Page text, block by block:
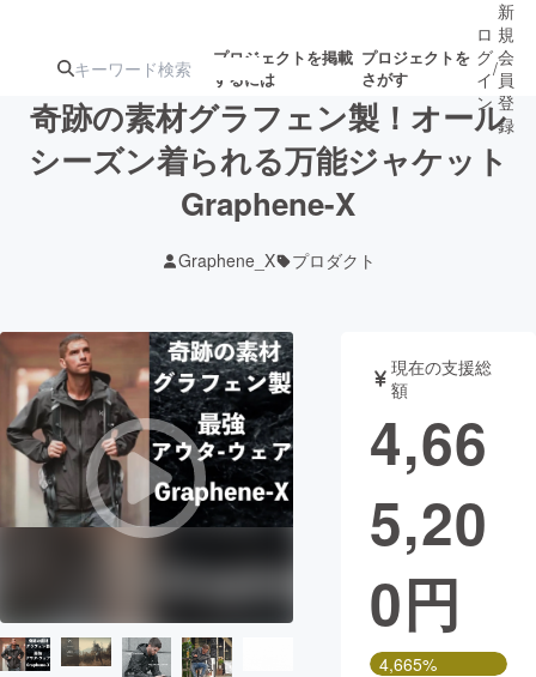
プロジェクトを掲載
するには
プロジェクトを
さがす
注目の新着プロ
ジェクト
募集終了が近いプ
テクノロジー・ガジェット
映像・映画 書籍・雑誌
ビジネス・起業 チャレンジ
CAMPFIRE for Social Good
CAMPFIRE Creation
ロ
グ
イ
ン
/
新
規
会
員
登
録
奇跡の素材グラフェン製！オール
シーズン着られる万能ジャケット
Graphene-X
Graphene_X プロダクト
現在の支援総
額
4,66
5,20
0円
4,665%